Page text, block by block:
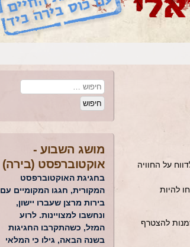
על החוויה
להיות
להצטרף
מושג השבוע -
אוקטוברפסט (בירה)
בחגיגת האוקטוברפסט
המקורית, חגגו המקומיים עם
בירות מרצן שעברו יישון,
ונחשבו למצויינות. לרוע
המזל, כשהתקרבו החגיגות
בשנה הבאה, גילו כי המלאי